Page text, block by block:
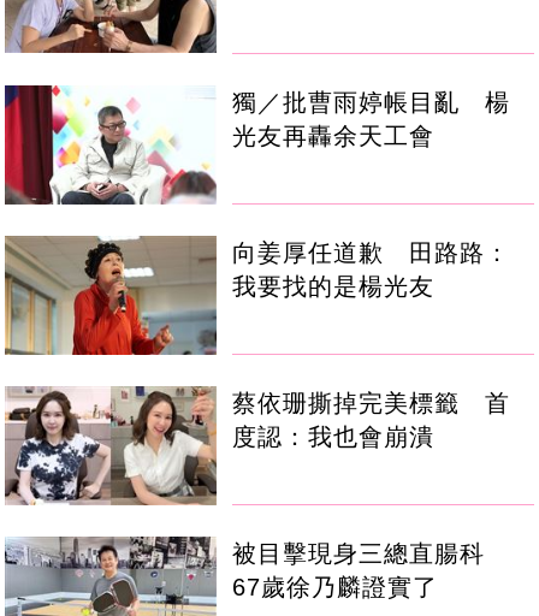
獨／批曹雨婷帳目亂 楊
光友再轟余天工會
向姜厚任道歉 田路路：
我要找的是楊光友
蔡依珊撕掉完美標籤 首
度認：我也會崩潰
被目擊現身三總直腸科
67歲徐乃麟證實了